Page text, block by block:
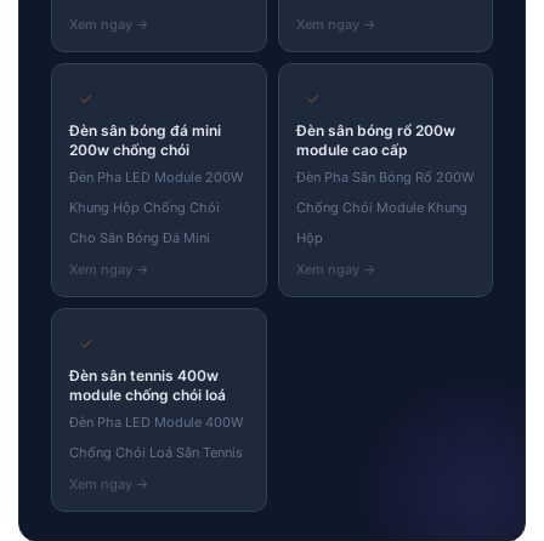
✓
Đèn sân bóng đá mini
200w chống chói
Đèn Pha LED Module 200W
Khung Hộp Chống Chói
Cho Sân Bóng Đá Mini
✓
Đèn sân bóng rổ 200w
module cao cấp
Đèn Pha Sân Bóng Rổ 200W
Chống Chói Module Khung
Hộp
✓
Đèn sân tennis 400w
module chống chói loá
Đèn Pha LED Module 400W
Chống Chói Loá Sân Tennis